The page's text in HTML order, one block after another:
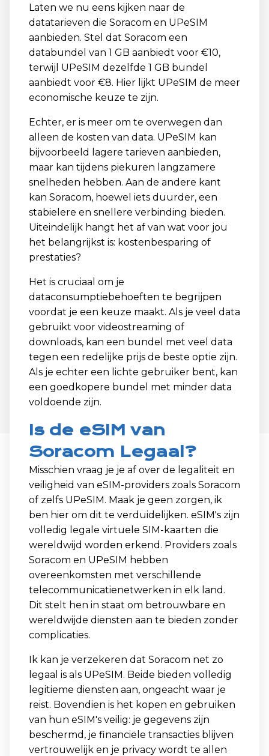
Laten we nu eens kijken naar de
datatarieven die Soracom en UPeSIM
aanbieden. Stel dat Soracom een
databundel van 1 GB aanbiedt voor €10,
terwijl UPeSIM dezelfde 1 GB bundel
aanbiedt voor €8. Hier lijkt UPeSIM de meer
economische keuze te zijn.
Echter, er is meer om te overwegen dan
alleen de kosten van data. UPeSIM kan
bijvoorbeeld lagere tarieven aanbieden,
maar kan tijdens piekuren langzamere
snelheden hebben. Aan de andere kant
kan Soracom, hoewel iets duurder, een
stabielere en snellere verbinding bieden.
Uiteindelijk hangt het af van wat voor jou
het belangrijkst is: kostenbesparing of
prestaties?
Het is cruciaal om je
dataconsumptiebehoeften te begrijpen
voordat je een keuze maakt. Als je veel data
gebruikt voor videostreaming of
downloads, kan een bundel met veel data
tegen een redelijke prijs de beste optie zijn.
Als je echter een lichte gebruiker bent, kan
een goedkopere bundel met minder data
voldoende zijn.
Is de eSIM van
Soracom Legaal?
Misschien vraag je je af over de legaliteit en
veiligheid van eSIM-providers zoals Soracom
of zelfs UPeSIM. Maak je geen zorgen, ik
ben hier om dit te verduidelijken. eSIM's zijn
volledig legale virtuele SIM-kaarten die
wereldwijd worden erkend. Providers zoals
Soracom en UPeSIM hebben
overeenkomsten met verschillende
telecommunicatienetwerken in elk land.
Dit stelt hen in staat om betrouwbare en
wereldwijde diensten aan te bieden zonder
complicaties.
Ik kan je verzekeren dat Soracom net zo
legaal is als UPeSIM. Beide bieden volledig
legitieme diensten aan, ongeacht waar je
reist. Bovendien is het kopen en gebruiken
van hun eSIM's veilig: je gegevens zijn
beschermd, je financiële transacties blijven
vertrouwelijk en je privacy wordt te allen